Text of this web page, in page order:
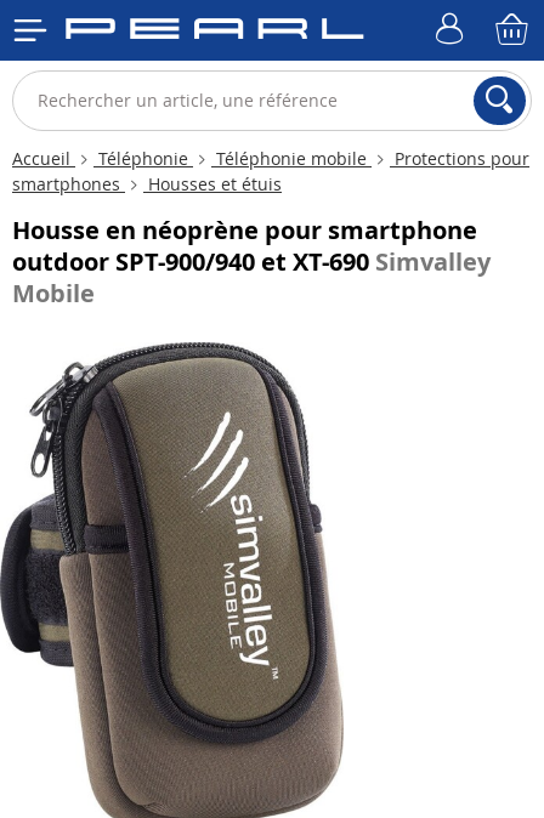
Accueil Téléphonie Téléphonie mobile
Protections pour
smartphones
Housses et étuis
Housse en néoprène pour smartphone
outdoor SPT-900/940 et XT-690 Simvalley
Mobile